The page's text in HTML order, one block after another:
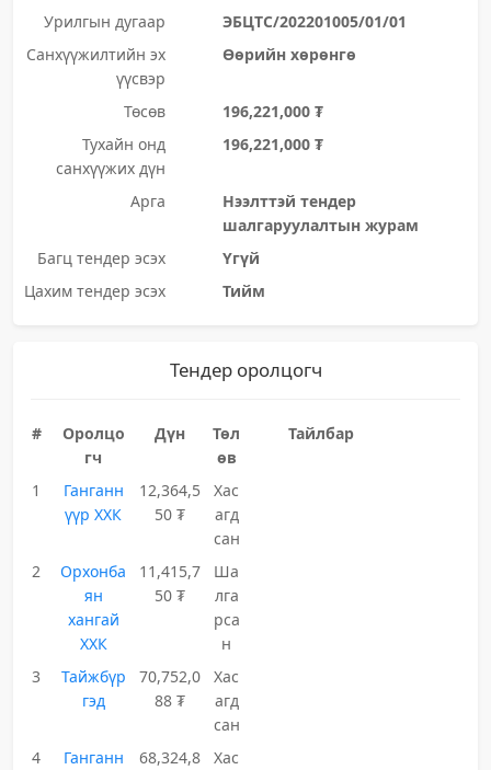
Урилгын дугаар
ЭБЦТС/202201005/01/01
Санхүүжилтийн эх
үүсвэр
Өөрийн хөрөнгө
Төсөв
196,221,000 ₮
Тухайн онд
санхүүжих дүн
196,221,000 ₮
Арга
Нээлттэй тендер
шалгаруулалтын журам
Багц тендер эсэх
Үгүй
Цахим тендер эсэх
Тийм
Тендер оролцогч
#
Оролцо
гч
Дүн
Төл
өв
Тайлбар
1
Ганганн
үүр ХХК
12,364,5
50 ₮
Хас
агд
сан
2
Орхонба
ян
хангай
ХХК
11,415,7
50 ₮
Ша
лга
рса
н
3
Тайжбүр
гэд
70,752,0
88 ₮
Хас
агд
сан
4
Ганганн
68,324,8
Хас